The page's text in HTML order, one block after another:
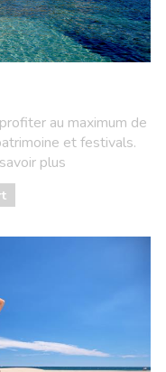
au maximum de
et festivals.
plus